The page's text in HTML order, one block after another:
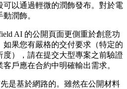
以通過輕微的潤飾發布。對於電
潤飾。
AI 的公開頁面更側重於創意功
果您有嚴格的交付要求（特定的
），請在提交大型專案之前驗證
戶應在合約中明確輸出需求。
是基於網路的。雖然在公開材料